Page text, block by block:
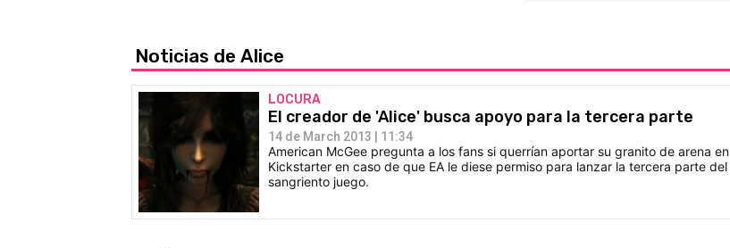
Noticias de Alice
LOCURA
El creador de 'Alice' busca apoyo para la tercera parte
14 de March 2013 | 11:34
American McGee pregunta a los fans si querrían aportar su granito de arena en
Kickstarter en caso de que EA le diese permiso para lanzar la tercera parte del
sangriento juego.